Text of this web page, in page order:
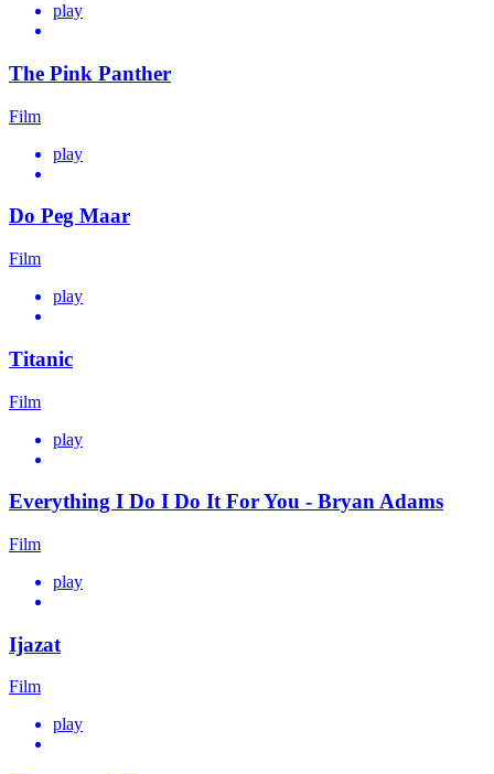
play
The Pink Panther
Film
play
Do Peg Maar
Film
play
Titanic
Film
play
Everything I Do I Do It For You - Bryan Adams
Film
play
Ijazat
Film
play